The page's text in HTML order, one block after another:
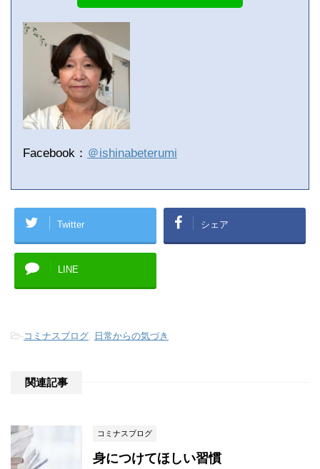
Facebook： ＠ishinabeterumi
Twitter シェア
LINE
-コミナスブログ 日常からの気づき
関連記事
コミナスブログ
身につけてほしい習慣